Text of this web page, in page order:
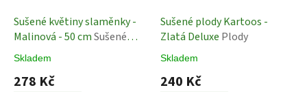
Sušené květiny slaměnky -
Malinová - 50 cmSušené
Rostliny
Skladem
278 Kč
Sušené plody Kartoos -
Zlatá Deluxe Plody
Skladem
240 Kč